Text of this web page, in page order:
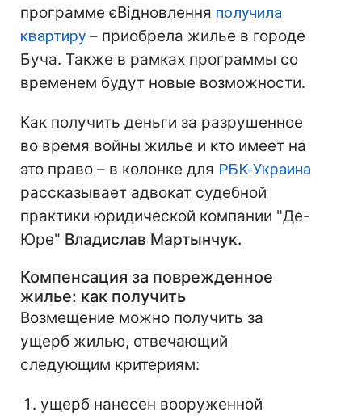
программе єВідновлення получила
квартиру – приобрела жилье в городе
Буча. Также в рамках программы со
временем будут новые возможности.
Как получить деньги за разрушенное
во время войны жилье и кто имеет на
это право – в колонке для РБК-Украина
рассказывает адвокат судебной
практики юридической компании "Де-
Юре" Владислав Мартынчук.
Компенсация за поврежденное
жилье: как получить
Возмещение можно получить за
ущерб жилью, отвечающий
следующим критериям:
ущерб нанесен вооруженной